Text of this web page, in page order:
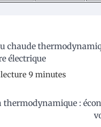
chaude
électrique
thermodynamique :